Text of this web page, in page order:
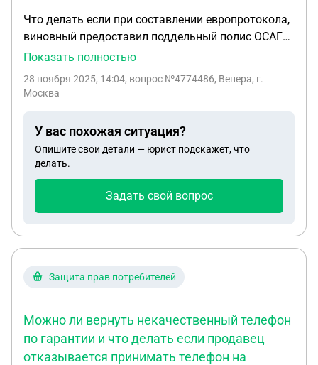
Что делать если при составлении европротокола,
виновный предоставил поддельный полис ОСАГО,
я не могу заявить в свою компанию случай о
данных, получается у него нет страховки. Как
Показать полностью
28 ноября 2025, 14:04, вопрос №4774486, Венера, г.
Москва
У вас похожая ситуация?
Опишите свои детали — юрист подскажет, что
делать.
Задать свой вопрос
Защита прав потребителей
Можно ли вернуть некачественный телефон
по гарантии и что делать если продавец
отказывается принимать телефон на